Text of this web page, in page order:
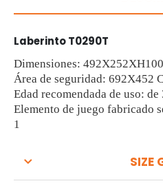
Laberinto T0290T
Dimensiones:
Área de seguridad: 692X452
Edad recomendada de uso: de
Elemento de juego fabricado
1
SIZE